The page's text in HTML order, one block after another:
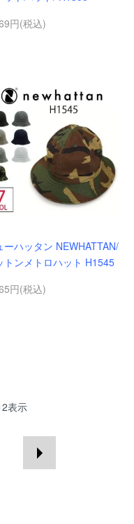
円(税込)
ーハッタン NEWHATTAN/
トンメトロハット H1545
円(税込)
表示